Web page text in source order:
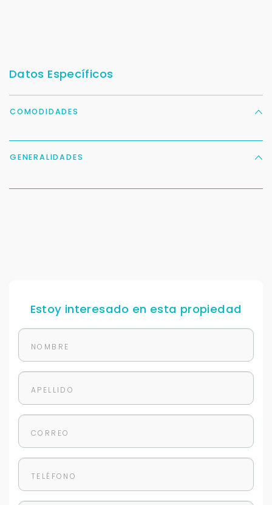
Datos Específicos
COMODIDADES
GENERALIDADES
Estoy interesado en esta propiedad